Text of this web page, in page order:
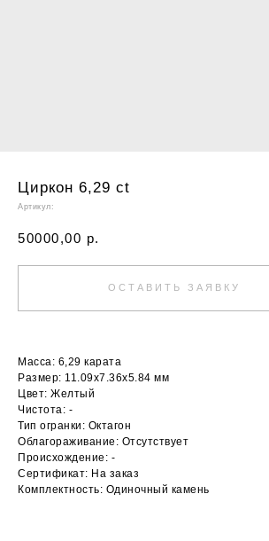
Циркон 6,29 ct
Артикул:
50000,00 р.
ОСТАВИТЬ ЗАЯВКУ
Масса: 6,29 карата
Размер: 11.09х7.36х5.84 мм
Цвет: Желтый
Чистота: -
Тип огранки: Октагон
Облагораживание: Отсутствует
Происхождение: -
Сертификат: На заказ
Комплектность: Одиночный камень